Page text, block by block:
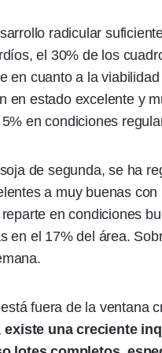
radicular
el 30% de los
en cuanto a la
en estado excelente y
en condiciones
de segunda, se ha
a muy buenas
en condiciones
en el 17% del área.
fuera de la ventana
existe una creciente